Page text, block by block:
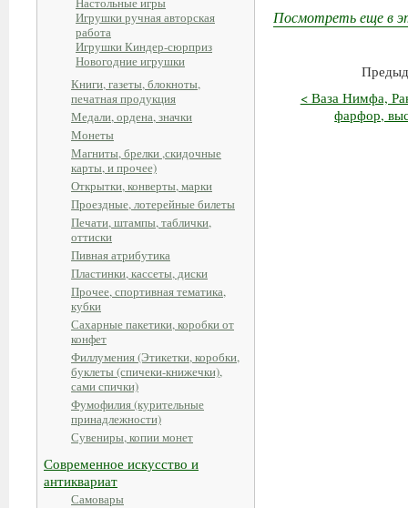
Игрушки ручная авторская
работа
Игрушки Киндер-сюрприз
Новогодние игрушки
Книги, газеты, блокноты,
печатная продукция
Медали, ордена, значки
Монеты
Магниты, брелки ,скидочные
карты, и прочее)
Открытки, конверты, марки
Проездные, лотерейные билеты
Печати, штампы, таблички,
оттиски
Пивная атрибутика
Пластинки, кассеты, диски
Прочее, спортивная тематика,
кубки
Сахарные пакетики, коробки от
конфет
Филлумения (Этикетки, коробки,
буклеты (спичеки-книжечки),
сами спички)
Фумофилия (курительные
принадлежности)
Сувениры, копии монет
Современное искусство и
антиквариат
Самовары
Посмотреть еще в
< Ваза Нимфа,
фарфор,